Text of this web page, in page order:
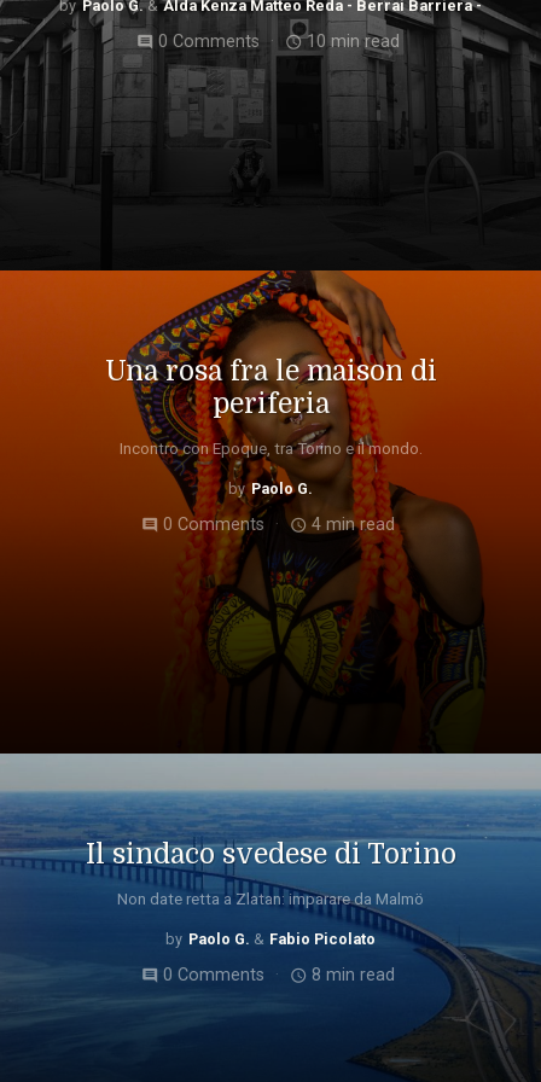
Paolo G. Alda Kenza Matteo Reda - Berrai Barriera -
comment 0 Comments access_time10 min read
Una rosa fra le maison di
periferia
Incontro con Epoque, tra Torino e il mondo.
Paolo G.
comment 0 Comments access_time 4 min read
Il sindaco svedese di Torino
Non date retta a Zlatan: imparare da Malmö
Paolo G. Fabio Picolato
comment0 Comments access_time 8 min read